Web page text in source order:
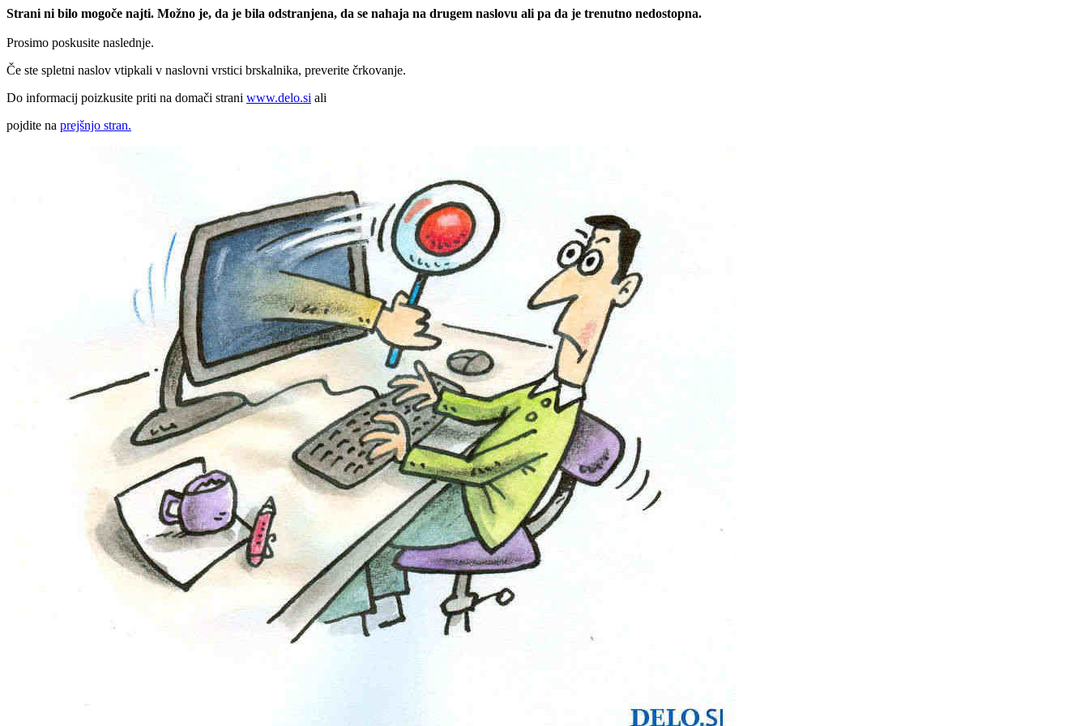
Strani ni bilo mogoče najti. Možno je, da je bila odstranjena, da se nahaja na drugem naslovu ali pa da je trenutno nedostopna.
Prosimo poskusite naslednje.
Če ste spletni naslov vtipkali v naslovni vrstici brskalnika, preverite črkovanje.
Do informacij poizkusite priti na domači strani www.delo.si ali
pojdite na prejšnjo stran.